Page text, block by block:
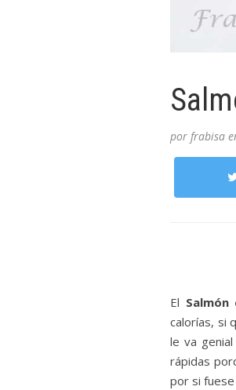
por frabisa
El
calorías, si
le va
rápidas
por si